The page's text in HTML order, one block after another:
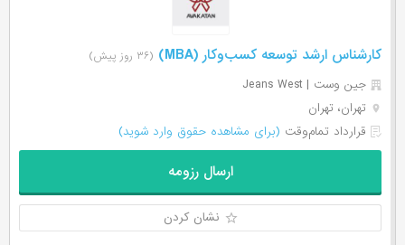
کارشناس ارشد توسعه کسب‌وکار (MBA) (۳۶ روز پیش)
جین وست | Jeans West
تهران، تهران
قرارداد تمام‌وقت (برای مشاهده حقوق وارد شوید)
ارسال رزومه
نشان کردن